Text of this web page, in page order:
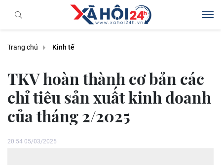
Trang chủ Kinh tế
TKV hoàn thành cơ bản các
chỉ tiêu sản xuất kinh doanh
của tháng 2/2025
20:54 05/03/2025